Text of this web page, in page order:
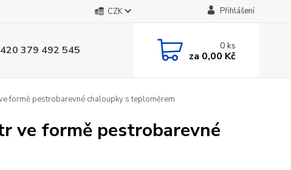
CZK Přihlášení
379 492 545 0ks
za 0,00 Kč
formě pestrobarevné chaloupky s teploměrem
ve formě pestrobarevné